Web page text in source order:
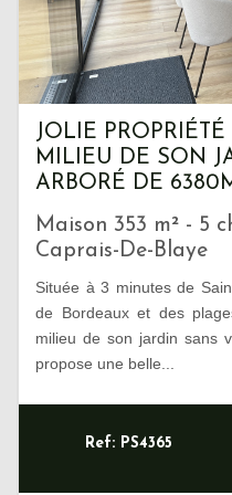
JOLIE
MILIEU DE SON
ARBORÉ DE
Maison 353 m² - 5
Caprais-De-Blaye
Située à 3 minutes de
de Bordeaux et des
milieu de son jardin sans
propose une belle...
Ref: PS4365